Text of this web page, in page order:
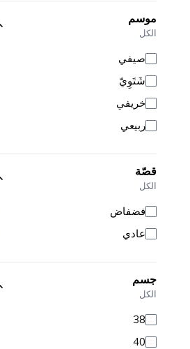
موسم
الكل
صيفي
شَتَوِيّ
خريفي
ربيعي
قصّة
الكل
فضفاض
عادي
جسم
الكل
38
40